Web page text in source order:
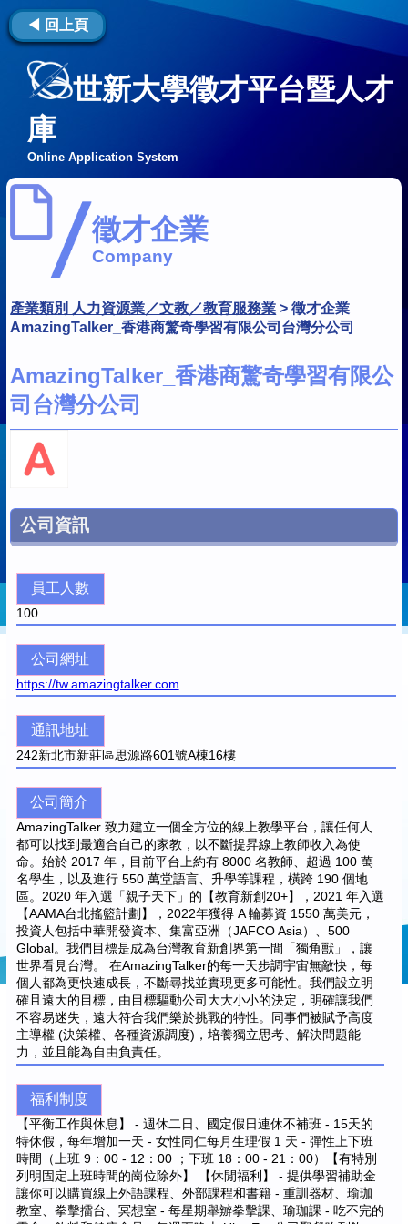
◀ 回上頁
世新大學徵才平台暨人才
庫
Online Application System
徵才企業
Company
產業類別 人力資源業／文教／教育服務業 >徵才企業
AmazingTalker_香港商驚奇學習有限公司台灣分公司
AmazingTalker_香港商驚奇學習有限公
司台灣分公司
公司資訊
員工人數
100
公司網址
https://tw.amazingtalker.com
通訊地址
242新北市新莊區思源路601號A棟16樓
公司簡介
AmazingTalker 致力建立一個全方位的線上教學平台，讓任何人
都可以找到最適合自己的家教，以不斷提昇線上教師收入為使
命。始於 2017 年，目前平台上約有 8000 名教師、超過 100 萬
名學生，以及進行 550 萬堂語言、升學等課程，橫跨 190 個地
區。2020 年入選「親子天下」的【教育新創20+】，2021 年入選
【AAMA台北搖籃計劃】，2022年獲得 A 輪募資 1550 萬美元，
投資人包括中華開發資本、集富亞洲（JAFCO Asia）、500
Global。我們目標是成為台灣教育新創界第一間「獨角獸」，讓
世界看見台灣。 在AmazingTalker的每一天步調宇宙無敵快，每
個人都為更快速成長，不斷尋找並實現更多可能性。我們設立明
確且遠大的目標，由目標驅動公司大大小小的決定，明確讓我們
不容易迷失，遠大符合我們樂於挑戰的特性。同事們被賦予高度
主導權 (決策權、各種資源調度)，培養獨立思考、解決問題能
力，並且能為自由負責任。
福利制度
【平衡工作與休息】 - 週休二日、國定假日連休不補班 - 15天的
特休假，每年增加一天 - 女性同仁每月生理假 1 天 - 彈性上下班
時間（上班 9：00 - 12：00 ；下班 18：00 - 21：00）【有特別
列明固定上班時間的崗位除外】 【休閒福利】 - 提供學習補助金
讓你可以購買線上外語課程、外部課程和書籍 - 重訓器材、瑜珈
教室、拳擊擂台、冥想室 - 每星期舉辧拳擊課、瑜珈課 - 吃不完的